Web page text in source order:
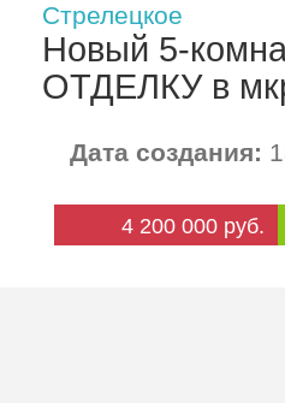
Стрелецкое
Новый 5-
ОТДЕЛКУ в
Дата создания:
4 200 000 руб.